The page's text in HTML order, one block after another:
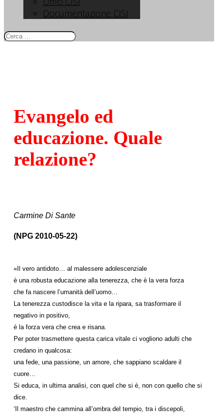
Documentazione CISI
Evangelo ed
educazione. Quale
relazione?
Carmine Di Sante
(NPG 2010-05-22)
«Il vero antidoto… al malessere adolescenziale
è una robusta educazione alla tenerezza, che è la vera forza
che fa nascere l’umanità dell’uomo…
La tenerezza custodisce la vita e la ripara, sa trasformare il
negativo in positivo,
è la forza vera che crea e risana.
Per poter trasmettere questa carica vitale ci vogliono adulti che
credano in qualcosa:
una fede, una passione, un amore, che sappiano scaldare il
cuore…
Si educa, in ultima analisi, con quel che si è, non con quello che si
dice.
‘Il maestro che cammina all’ombra del tempio, tra i discepoli,